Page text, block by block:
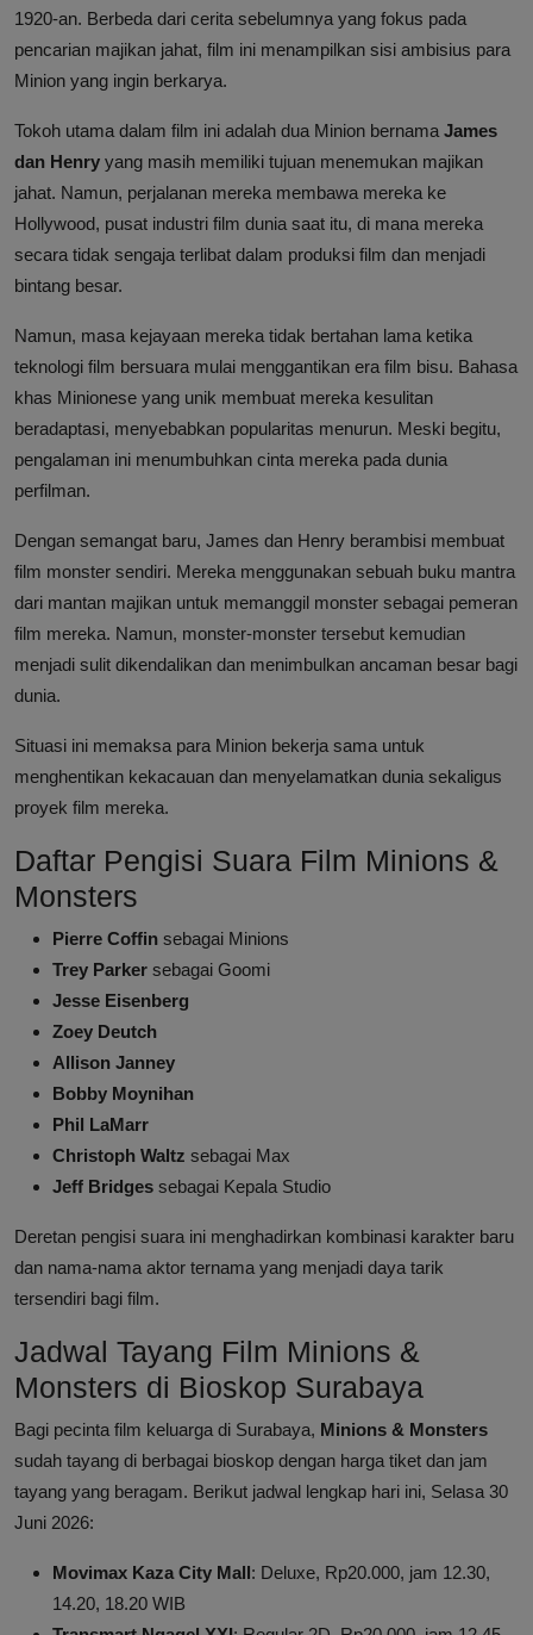
1920-an. Berbeda dari cerita sebelumnya yang fokus pada
pencarian majikan jahat, film ini menampilkan sisi ambisius para
Minion yang ingin berkarya.
Tokoh utama dalam film ini adalah dua Minion bernama James
dan Henry yang masih memiliki tujuan menemukan majikan
jahat. Namun, perjalanan mereka membawa mereka ke
Hollywood, pusat industri film dunia saat itu, di mana mereka
secara tidak sengaja terlibat dalam produksi film dan menjadi
bintang besar.
Namun, masa kejayaan mereka tidak bertahan lama ketika
teknologi film bersuara mulai menggantikan era film bisu. Bahasa
khas Minionese yang unik membuat mereka kesulitan
beradaptasi, menyebabkan popularitas menurun. Meski begitu,
pengalaman ini menumbuhkan cinta mereka pada dunia
perfilman.
Dengan semangat baru, James dan Henry berambisi membuat
film monster sendiri. Mereka menggunakan sebuah buku mantra
dari mantan majikan untuk memanggil monster sebagai pemeran
film mereka. Namun, monster-monster tersebut kemudian
menjadi sulit dikendalikan dan menimbulkan ancaman besar bagi
dunia.
Situasi ini memaksa para Minion bekerja sama untuk
menghentikan kekacauan dan menyelamatkan dunia sekaligus
proyek film mereka.
Daftar Pengisi Suara Film Minions &
Monsters
Pierre Coffin sebagai Minions
Trey Parker sebagai Goomi
Jesse Eisenberg
Zoey Deutch
Allison Janney
Bobby Moynihan
Phil LaMarr
Christoph Waltz sebagai Max
Jeff Bridges sebagai Kepala Studio
Deretan pengisi suara ini menghadirkan kombinasi karakter baru
dan nama-nama aktor ternama yang menjadi daya tarik
tersendiri bagi film.
Jadwal Tayang Film Minions &
Monsters di Bioskop Surabaya
Bagi pecinta film keluarga di Surabaya, Minions & Monsters
sudah tayang di berbagai bioskop dengan harga tiket dan jam
tayang yang beragam. Berikut jadwal lengkap hari ini, Selasa 30
Juni 2026:
Movimax Kaza City Mall: Deluxe, Rp20.000, jam 12.30,
14.20, 18.20 WIB